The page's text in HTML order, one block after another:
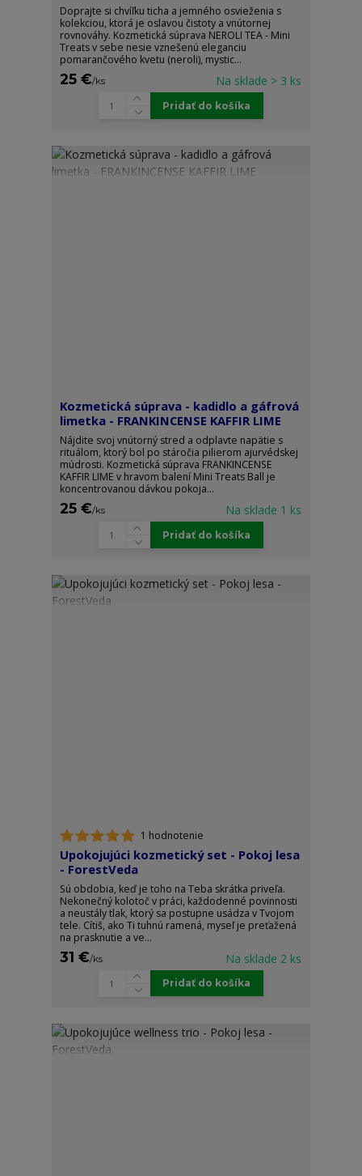
Doprajte si chvíľku ticha a jemného osvieženia s
kolekciou, ktorá je oslavou čistoty a vnútornej
rovnováhy. Kozmetická súprava NEROLI TEA - Mini
Treats v sebe nesie vznešenú eleganciu
pomarančového kvetu (neroli), mystic...
25 €/ks Na sklade > 3 ks
Pridať do košíka
Kozmetická súprava - kadidlo a gáfrová
limetka - FRANKINCENSE KAFFIR LIME
Nájdite svoj vnútorný stred a odplavte napätie s
rituálom, ktorý bol po stáročia pilierom ajurvédskej
múdrosti. Kozmetická súprava FRANKINCENSE
KAFFIR LIME v hravom balení Mini Treats Ball je
koncentrovanou dávkou pokoja...
25 €/ks Na sklade 1 ks
Pridať do košíka
1 hodnotenie
Upokojujúci kozmetický set - Pokoj lesa
- ForestVeda
Sú obdobia, keď je toho na Teba skrátka priveľa.
Nekonečný kolotoč v práci, každodenné povinnosti
a neustály tlak, ktorý sa postupne usádza v Tvojom
tele. Cítiš, ako Ti tuhnú ramená, myseľ je preťažená
na prasknutie a ve...
31 €/ks Na sklade 2 ks
Pridať do košíka